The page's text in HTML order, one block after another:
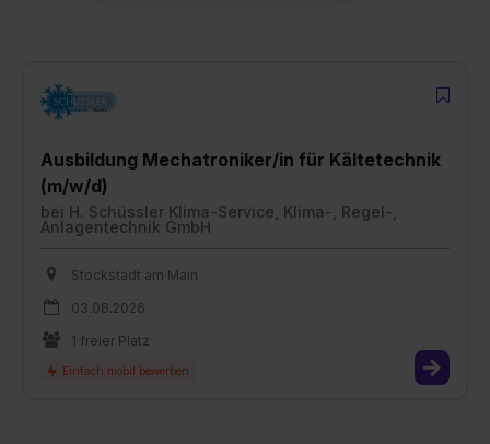
Ausbildung Mechatroniker/in für Kältetechnik
(m/w/d)
bei H. Schüssler Klima-Service, Klima-, Regel-,
Anlagentechnik GmbH
Stockstadt am Main
03.08.2026
1 freier Platz